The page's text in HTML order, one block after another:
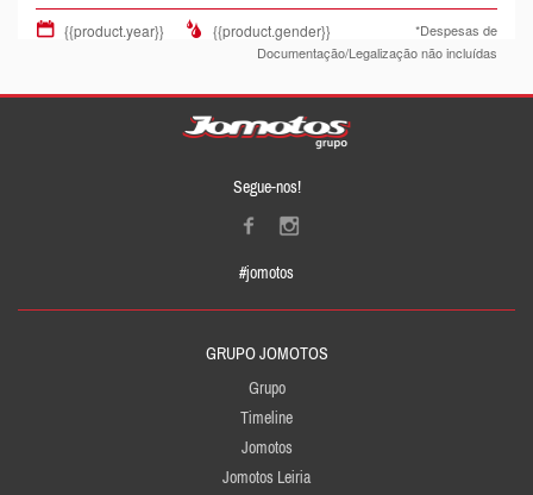
{{product.year}} {{product.gender}}
*Despesas de
Documentação/Legalização não incluídas
Segue-nos!
#jomotos
GRUPO JOMOTOS
Grupo
Timeline
Jomotos
Jomotos Leiria